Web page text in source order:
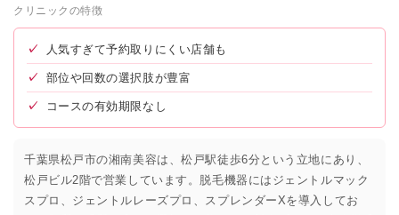
クリニックの特徴
✓ 人気すぎて予約取りにくい店舗も
✓ 部位や回数の選択肢が豊富
✓ コースの有効期限なし
千葉県松戸市の湘南美容は、松戸駅徒歩6分という立地にあり、
松戸ビル2階で営業しています。脱毛機器にはジェントルマック
スプロ、ジェントルレーズプロ、スプレンダーXを導入してお